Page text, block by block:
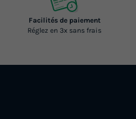
Facilités de paiement
Réglez en 3x sans frais